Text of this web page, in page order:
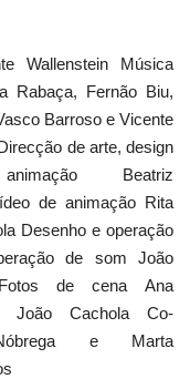
Wallenstein Música
Rabaça, Fernão Biu,
Barroso e Vicente
de arte, design
Beatriz
de animação Rita
Desenho e operação
de som João
de cena Ana
João Cachola Co-
e Marta